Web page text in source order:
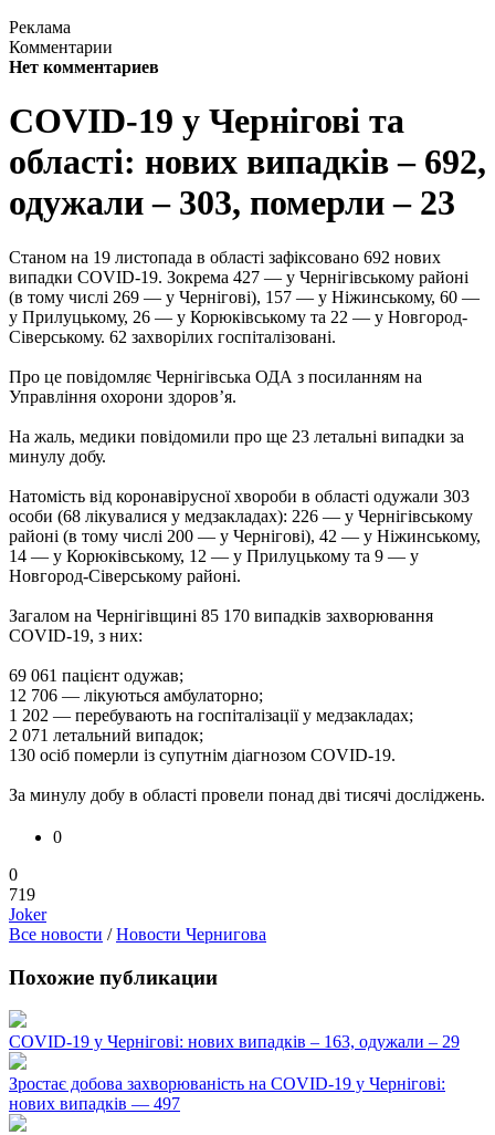
Реклама
Комментарии
Нет комментариев
COVID-19 у Чернігові та
області: нових випадків – 692,
одужали – 303, померли – 23
Станом на 19 листопада в області зафіксовано 692 нових
випадки COVID-19. Зокрема 427 — у Чернігівському районі
(в тому числі 269 — у Чернігові), 157 — у Ніжинському, 60 —
у Прилуцькому, 26 — у Корюківському та 22 — у Новгород-
Сіверському. 62 захворілих госпіталізовані.
Про це повідомляє Чернігівська ОДА з посиланням на
Управління охорони здоров’я.
На жаль, медики повідомили про ще 23 летальні випадки за
минулу добу.
Натомість від коронавірусної хвороби в області одужали 303
особи (68 лікувалися у медзакладах): 226 — у Чернігівському
районі (в тому числі 200 — у Чернігові), 42 — у Ніжинському,
14 — у Корюківському, 12 — у Прилуцькому та 9 — у
Новгород-Сіверському районі.
Загалом на Чернігівщині 85 170 випадків захворювання
COVID-19, з них:
69 061 пацієнт одужав;
12 706 — лікуються амбулаторно;
1 202 — перебувають на госпіталізації у медзакладах;
2 071 летальний випадок;
130 осіб померли із супутнім діагнозом COVID-19.
За минулу добу в області провели понад дві тисячі досліджень.
0
0
719
Joker
Все новости /Новости Чернигова
Похожие публикации
COVID-19 у Чернігові: нових випадків – 163, одужали – 29
Зростає добова захворюваність на COVID-19 у Чернігові:
нових випадків — 497